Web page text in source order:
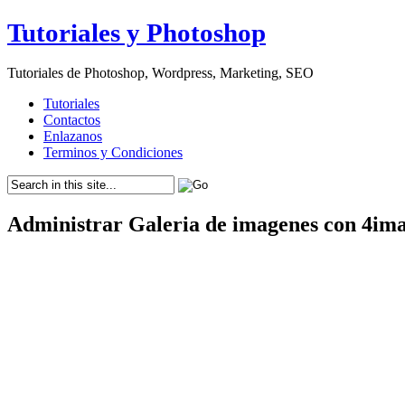
Tutoriales y Photoshop
Tutoriales de Photoshop, Wordpress, Marketing, SEO
Tutoriales
Contactos
Enlazanos
Terminos y Condiciones
Administrar Galeria de imagenes con